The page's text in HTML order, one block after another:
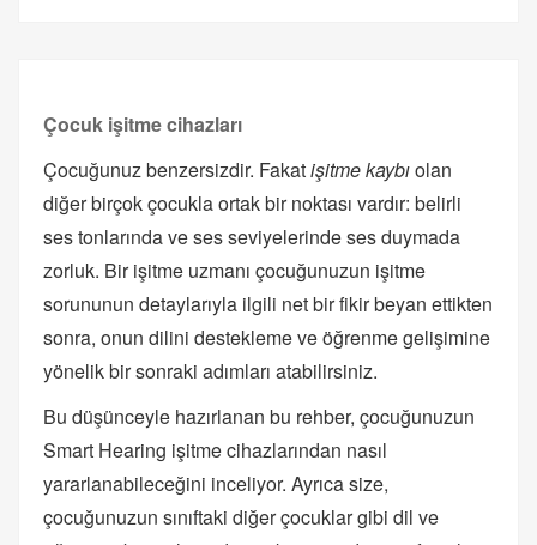
Çocuk işitme cihazları
Çocuğunuz benzersizdir. Fakatişitme kaybıolan
diğer birçok çocukla ortak bir noktası vardır: belirli
ses tonlarında ve ses seviyelerinde ses duymada
zorluk. Bir işitme uzmanı çocuğunuzun işitme
sorununun detaylarıyla ilgili net bir fikir beyan ettikten
sonra, onun dilini destekleme ve öğrenme gelişimine
yönelik bir sonraki adımları atabilirsiniz.
Bu düşünceyle hazırlanan bu rehber, çocuğunuzun
Smart Hearing işitme cihazlarından nasıl
yararlanabileceğini inceliyor. Ayrıca size,
çocuğunuzun sınıftaki diğer çocuklar gibi dil ve